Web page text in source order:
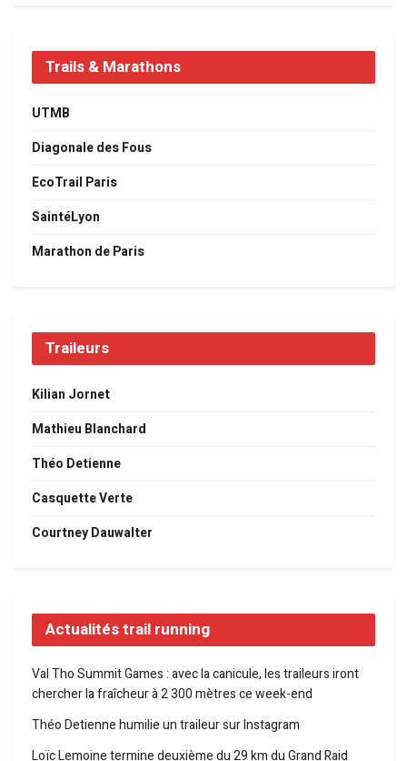
Trails & Marathons
UTMB
Diagonale des Fous
EcoTrail Paris
SaintéLyon
Marathon de Paris
Traileurs
Kilian Jornet
Mathieu Blanchard
Théo Detienne
Casquette Verte
Courtney Dauwalter
Actualités trail running
Val Tho Summit Games : avec la canicule, les traileurs iront
chercher la fraîcheur à 2 300 mètres ce week-end
Théo Detienne humilie un traileur sur Instagram
Loïc Lemoine termine deuxième du 29 km du Grand Raid